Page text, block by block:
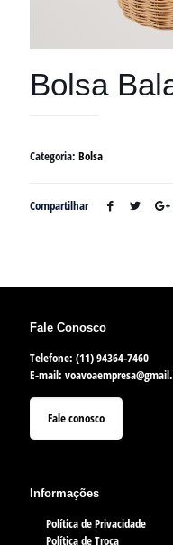
Bolsa
Categoria: Bolsa
Compartilhar
Fale Conosco
Telefone: (11) 94364-7460
E-mail:
Fale conosco
Informações
Política de Privacidade
Política de Troca